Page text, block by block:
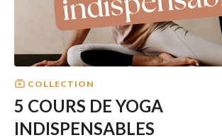
COLLECTION
5 COURS DE YOGA
INDISPENSABLES